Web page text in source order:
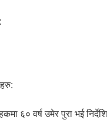
६० वर्ष उमेर पुरा भई